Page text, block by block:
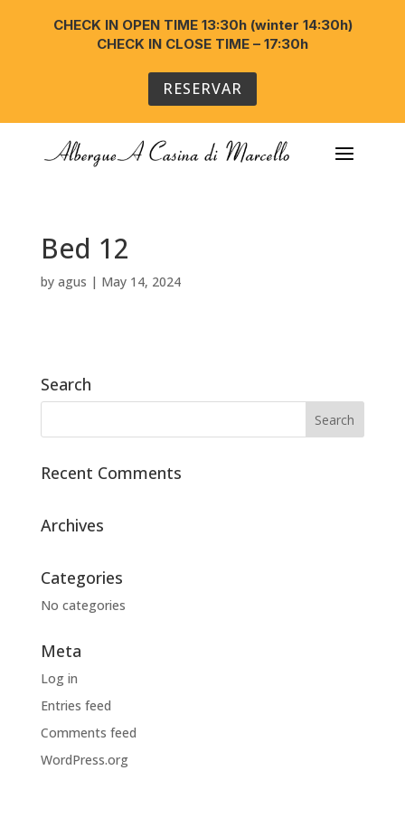
CHECK IN OPEN TIME 13:30h (winter 14:30h)
CHECK IN CLOSE TIME – 17:30h
RESERVAR
Bed 12
by agus | May 14, 2024
Search
Recent Comments
Archives
Categories
No categories
Meta
Log in
Entries feed
Comments feed
WordPress.org